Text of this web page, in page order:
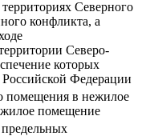
Северного
конфликта, а
Северо-
которых
Федерации
помещения в нежилое
помещение